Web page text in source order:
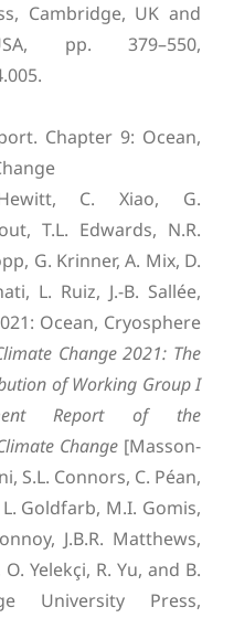
Cambridge, UK and
pp. 379–550,
Chapter 9: Ocean,
C. Xiao, G.
T.L. Edwards, N.R.
G. Krinner, A. Mix, D.
L. Ruiz, J.-B. Sallée,
Ocean, Cryosphere
Change 2021: The
of Working Group I
Report of the
Change [Masson-
S.L. Connors, C. Péan,
L. Goldfarb, M.I. Gomis,
J.B.R. Matthews,
Yelekçi, R. Yu, and B.
University Press,